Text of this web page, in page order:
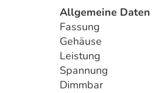
Allgemeine Daten
Fassung
Gehäuse
Leistung
Spannung
Dimmbar